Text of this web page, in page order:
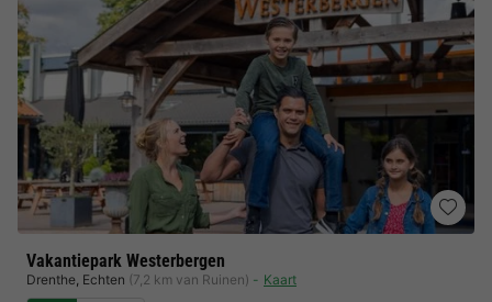
Vakantiepark Westerbergen
Drenthe, Echten (7,2 km van Ruinen) Kaart